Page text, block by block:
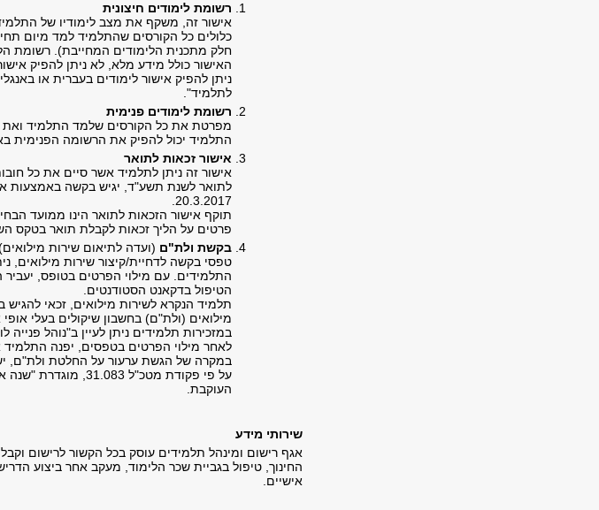
רשומת לימודים חיצונית
אישור זה, משקף את מצב לימודיו של
כלולים כל הקורסים שהתלמיד למד מיום
חלק מתכנית הלימודים המחייבת). רשומת
האישור כולל מידע מלא, לא ניתן להפיק
ניתן להפיק אישור לימודים בעברית או
לתלמיד".
רשומת לימודים פנימית
מפרטת את כל הקורסים שלמד התלמיד ואת
התלמיד יכול להפיק את הרשומה הפנימית
אישור זכאות לתואר
אישור זה ניתן לתלמיד אשר סיים את כל
לתואר לשנת תשע"ד, יגיש בקשה באמצעות
20.3.2017.
תוקף אישור הזכאות לתואר הינו ממועד
פרטים על הליך זכאות לקבלת תואר בטקס
בקשת ולת"ם (ועדה לתיאום שירות
טפסי בקשה לדחיית/קיצור שירות מילואים,
התלמידים. עם מילוי הפרטים בטופס,
הטיפול בדקאנט הסטודנטים.
תלמיד הנקרא לשירות מילואים, זכאי להגיש
מילואים (ולת"ם) בחשבון שיקולים בעלי
במזכירות תלמידים ניתן לעיין ב"נוהל פנייה
לאחר מילוי הפרטים בטפסים, יפנה
במקרה של הגשת ערעור על החלטת ולת"ם,
על פי פקודת
העוקבת.
שירותי מידע
אגף רישום ומינהל תלמידים עוסק בכל הקשור לרישום
החינוך, טיפול בגביית שכר הלימוד, מעקב אחר ביצוע
אישיים.